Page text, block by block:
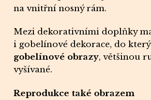
na vnitřní nosnýrám.
Mezi dekorativními doplňky
i gobelínové dekorace, do
gobelínové obrazy, většinou
vyšívané.
Reprodukce také obrazem